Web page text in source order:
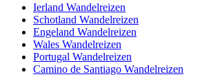
Ierland Wandelreizen
Schotland Wandelreizen
Engeland Wandelreizen
Wales Wandelreizen
Portugal Wandelreizen
Camino de Santiago Wandelreizen